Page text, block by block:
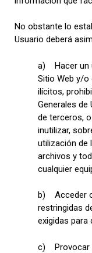
No obstante lo
Usuario deberá
a) Hacer un
Sitio Web y/
ilícitos,
Generales de
de terceros,
inutilizar,
utilización de
archivos y
cualquier
b) Acceder
restringidas
exigidas para
c) Provocar